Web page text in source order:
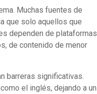
Muchas fuentes de
que solo aquellos que
dependen de plataformas
de contenido de menor
barreras significativas.
el inglés, dejando a un